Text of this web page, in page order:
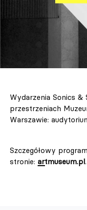
Wydarzenia Sonics
przestrzeniach
Warszawie:
Szczegółowy
stronie: artmuseum.pl.